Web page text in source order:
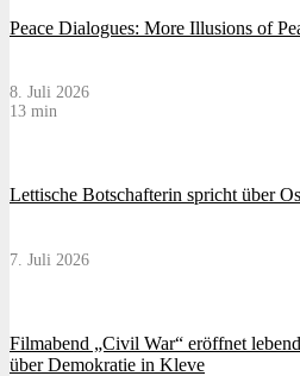
Peace Dialogues: More Illusions of
8. Juli 2026
13 min
Lettische Botschafterin spricht über
7. Juli 2026
Filmabend „Civil War“ eröffnet
über Demokratie in Kleve